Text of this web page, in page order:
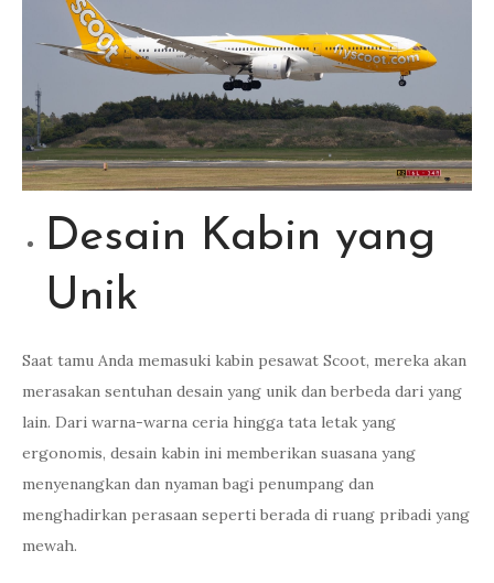
Desain Kabin yang
Unik
Saat tamu Anda memasuki kabin pesawat Scoot, mereka akan
merasakan sentuhan desain yang unik dan berbeda dari yang
lain. Dari warna-warna ceria hingga tata letak yang
ergonomis, desain kabin ini memberikan suasana yang
menyenangkan dan nyaman bagi penumpang dan
menghadirkan perasaan seperti berada di ruang pribadi yang
mewah.